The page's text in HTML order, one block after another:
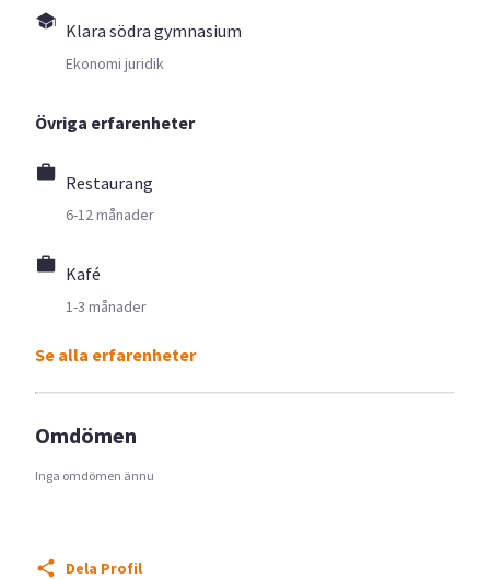
Klara södra gymnasium
Ekonomi juridik
Övriga erfarenheter
Restaurang
6-12 månader
Kafé
1-3 månader
Se alla erfarenheter
Omdömen
Inga omdömen ännu
Dela Profil